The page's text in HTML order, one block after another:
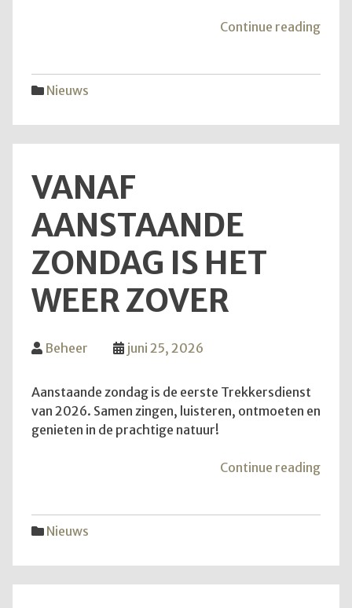
Continue reading
Nieuws
VANAF
AANSTAANDE
ZONDAG IS HET
WEER ZOVER
Beheer juni 25, 2026
Aanstaande zondag is de eerste Trekkersdienst
van 2026. Samen zingen, luisteren, ontmoeten en
genieten in de prachtige natuur!
Continue reading
Nieuws